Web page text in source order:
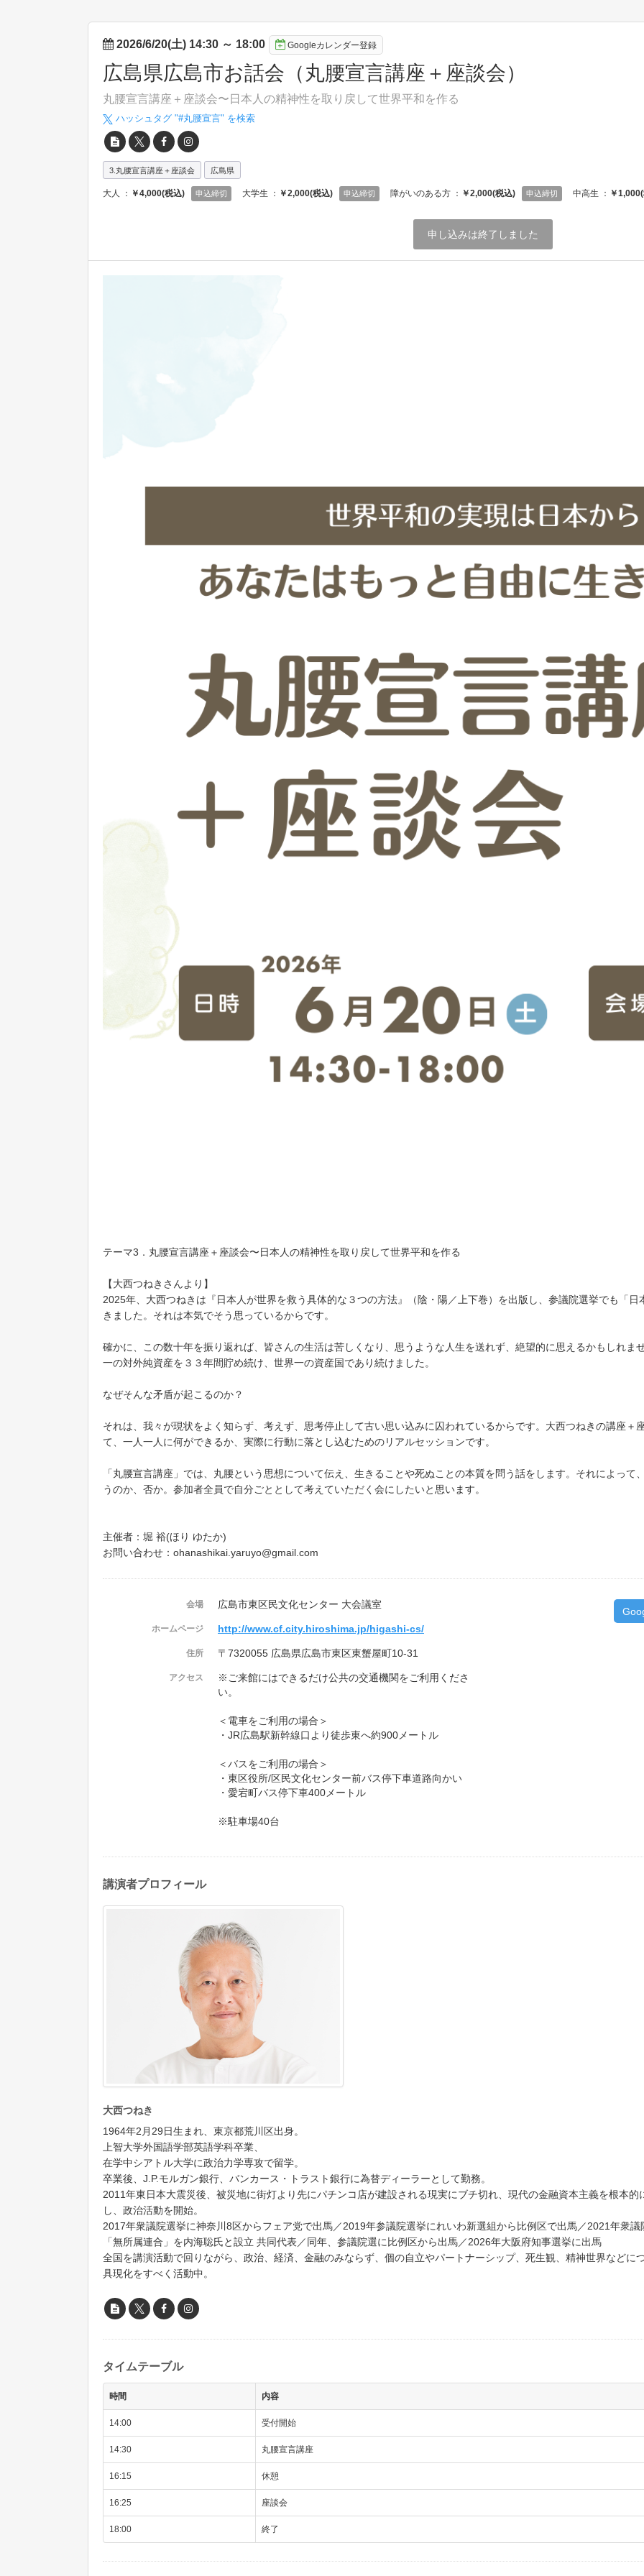
2026/6/20(土) 14:30 ～ 18:00 Googleカレンダー登録
広島県広島市お話会（丸腰宣言講座＋座談会）
丸腰宣言講座＋座談会〜日本人の精神性を取り戻して世界平和を作る
ハッシュタグ "#丸腰宣言" を検索
3.丸腰宣言講座＋座談会 広島県
大人 ： ￥4,000(税込) 申込締切 大学生 ： ￥2,000(税込) 申込締切 障がいのある方 ： ￥2,000(税込) 申込締切 中高生 ： ￥
申し込みは終了しました
テーマ3．丸腰宣言講座＋座談会〜日本人の精神性を取り戻して世界平和を作る
【大西つねきさんより】
2025年、大西つねきは『日本人が世界を救う具体的な３つの方法』（陰・陽／上下巻）を出版し、参議院選挙でも「
きました。それは本気でそう思っているからです。
確かに、この数十年を振り返れば、皆さんの生活は苦しくなり、思うような人生を送れず、絶望的に思えるかもしれま
一の対外純資産を３３年間貯め続け、世界一の資産国であり続けました。
なぜそんな矛盾が起こるのか？
それは、我々が現状をよく知らず、考えず、思考停止して古い思い込みに囚われているからです。大西つねきの講座＋
て、一人一人に何ができるか、実際に行動に落とし込むためのリアルセッションです。
「丸腰宣言講座」では、丸腰という思想について伝え、生きることや死ぬことの本質を問う話をします。それによって
うのか、否か。参加者全員で自分ごととして考えていただく会にしたいと思います。
主催者：堀 裕(ほり ゆたか)
お問い合わせ：ohanashikai.yaruyo@gmail.com
会場 広島市東区民文化センター 大会議室
ホームページ http://www.cf.city.hiroshima.jp/higashi-cs/
住所 〒7320055 広島県広島市東区東蟹屋町10-31
アクセス
※ご来館にはできるだけ公共の交通機関をご利用くださ
い。
＜電車をご利用の場合＞
・JR広島駅新幹線口より徒歩東へ約900メートル
＜バスをご利用の場合＞
・東区役所/区民文化センター前バス停下車道路向かい
・愛宕町バス停下車400メートル
※駐車場40台
講演者プロフィール
大西つねき
1964年2月29日生まれ、東京都荒川区出身。
上智大学外国語学部英語学科卒業、
在学中シアトル大学に政治力学専攻で留学。
卒業後、J.P.モルガン銀行、バンカース・トラスト銀行に為替ディーラーとして勤務。
2011年東日本大震災後、被災地に街灯より先にパチンコ店が建設される現実にブチ切れ、現代の金融資本主義を根本
し、政治活動を開始。
2017年衆議院選挙に神奈川8区からフェア党で出馬／2019年参議院選挙にれいわ新選組から比例区で出馬／2021年衆
「無所属連合」を内海聡氏と設立 共同代表／同年、参議院選に比例区から出馬／2026年大阪府知事選挙に出馬
全国を講演活動で回りながら、政治、経済、金融のみならず、個の自立やパートナーシップ、死生観、精神世界などに
具現化をすべく活動中。
タイムテーブル
時間 内容
14:00 受付開始
14:30 丸腰宣言講座
16:15 休憩
16:25 座談会
18:00 終了